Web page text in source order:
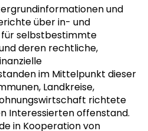
und
über in- und
für selbstbestimmte
deren rechtliche,
im Mittelpunkt dieser
Landkreise,
richtete
Interessierten offenstand.
in Kooperation von